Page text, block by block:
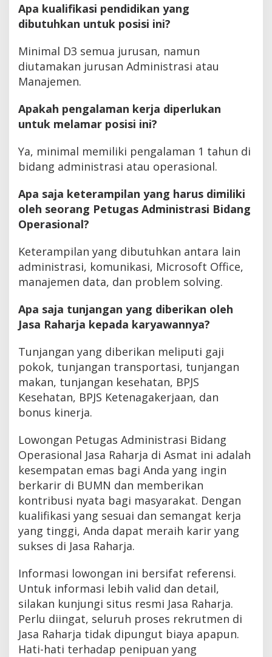
Apa kualifikasi pendidikan yang
dibutuhkan untuk posisi ini?
Minimal D3 semua jurusan, namun
diutamakan jurusan Administrasi atau
Manajemen.
Apakah pengalaman kerja diperlukan
untuk melamar posisi ini?
Ya, minimal memiliki pengalaman 1 tahun di
bidang administrasi atau operasional.
Apa saja keterampilan yang harus dimiliki
oleh seorang Petugas Administrasi Bidang
Operasional?
Keterampilan yang dibutuhkan antara lain
administrasi, komunikasi, Microsoft Office,
manajemen data, dan problem solving.
Apa saja tunjangan yang diberikan oleh
Jasa Raharja kepada karyawannya?
Tunjangan yang diberikan meliputi gaji
pokok, tunjangan transportasi, tunjangan
makan, tunjangan kesehatan, BPJS
Kesehatan, BPJS Ketenagakerjaan, dan
bonus kinerja.
Lowongan Petugas Administrasi Bidang
Operasional Jasa Raharja di Asmat ini adalah
kesempatan emas bagi Anda yang ingin
berkarir di BUMN dan memberikan
kontribusi nyata bagi masyarakat. Dengan
kualifikasi yang sesuai dan semangat kerja
yang tinggi, Anda dapat meraih karir yang
sukses di Jasa Raharja.
Informasi lowongan ini bersifat referensi.
Untuk informasi lebih valid dan detail,
silakan kunjungi situs resmi Jasa Raharja.
Perlu diingat, seluruh proses rekrutmen di
Jasa Raharja tidak dipungut biaya apapun.
Hati-hati terhadap penipuan yang